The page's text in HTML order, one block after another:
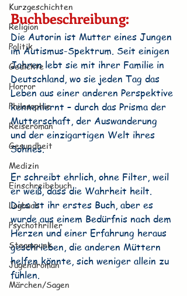
Kurzgeschichten
Religion
Politik
Gedichte
Horror
Philosophie
Reiseroman
Gesundheit
Medizin
Einschreibebuch
Logbuch
Psychothriller
Steampunk
Jugendroman
Märchen/Sagen
Buchbeschreibung:
Die Autorin ist Mutter eines Jungen
im Autismus-Spektrum. Seit einigen
Jahren lebt sie mit ihrer Familie in
Deutschland, wo sie jeden Tag das
Leben aus einer anderen Perspektive
kennenlernt – durch das Prisma der
Mutterschaft, der Auswanderung
und der einzigartigen Welt ihres
Sohnes.
Er schreibt ehrlich, ohne Filter, weil
er weiß, dass die Wahrheit heilt.
Dies ist ihr erstes Buch, aber es
wurde aus einem Bedürfnis nach dem
Herzen und einer Erfahrung heraus
geschrieben, die anderen Müttern
helfen könnte, sich weniger allein zu
fühlen.